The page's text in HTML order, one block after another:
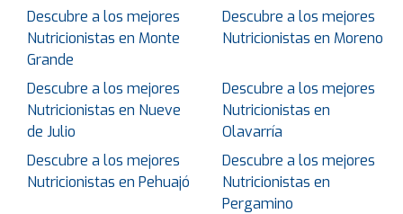
Descubre a los mejores
Nutricionistas en Monte
Grande
Descubre a los mejores
Nutricionistas en Moreno
Descubre a los mejores
Nutricionistas en Nueve
de Julio
Descubre a los mejores
Nutricionistas en
Olavarría
Descubre a los mejores
Nutricionistas en Pehuajó
Descubre a los mejores
Nutricionistas en
Pergamino